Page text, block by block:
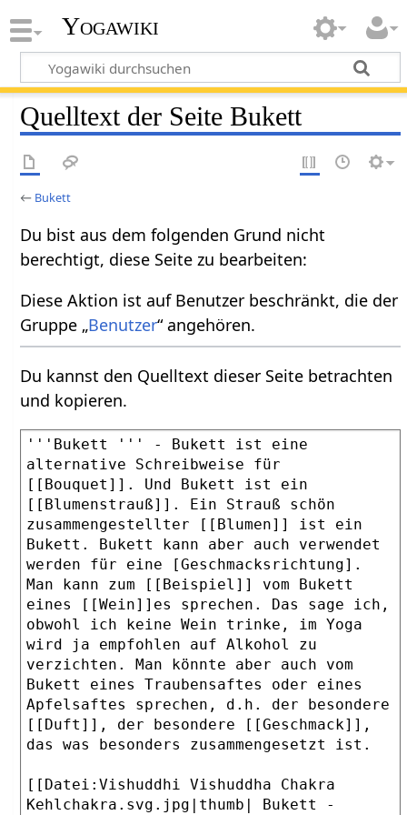
Yogawiki
Quelltext der Seite Bukett
← Bukett
Du bist aus dem folgenden Grund nicht
berechtigt, diese Seite zu bearbeiten:
Diese Aktion ist auf Benutzer beschränkt, die der
Gruppe „Benutzer“ angehören.
Du kannst den Quelltext dieser Seite betrachten
und kopieren.